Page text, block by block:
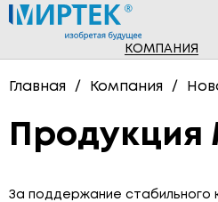
КОМПАНИЯ
НОВОСТИ
СЧЁТЧИКИ
ПОВЕРОЧНЫЕ
Главная Компания
Продукция
За поддержание стабильного